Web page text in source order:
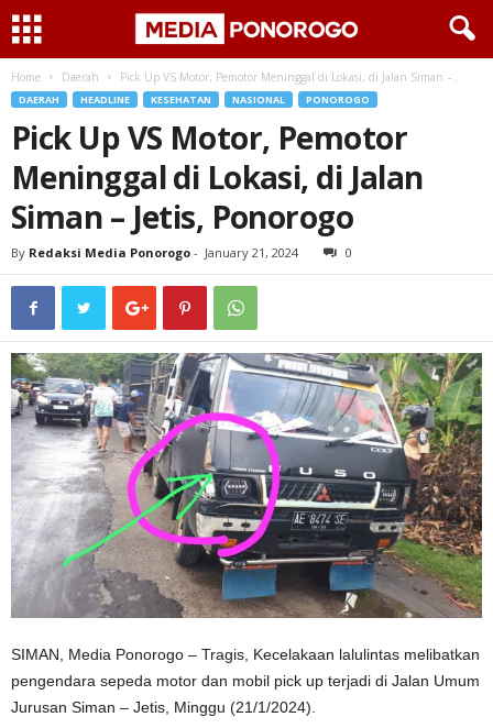
Home Daerah Pick Up VS Motor, Pemotor Meninggal di Lokasi, di Jalan Siman –...
DAERAH HEADLINE KESEHATAN NASIONAL PONOROGO
Pick Up VS Motor, Pemotor
Meninggal di Lokasi, di Jalan
Siman – Jetis, Ponorogo
By Redaksi Media Ponorogo - January 21, 2024 0
SIMAN, Media Ponorogo – Tragis, Kecelakaan lalulintas melibatkan
pengendara sepeda motor dan mobil pick up terjadi di Jalan Umum
Jurusan Siman – Jetis, Minggu (21/1/2024).